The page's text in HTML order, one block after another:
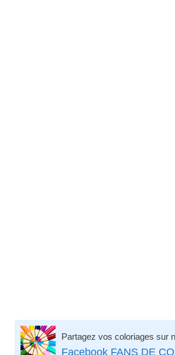
Partagez vos coloriages sur
Facebook FANS DE